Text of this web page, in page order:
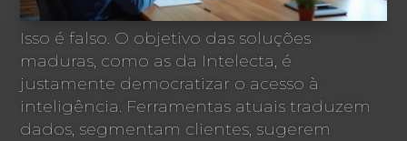
Isso é falso. O objetivo das soluções
maduras, como as da Intelecta, é
justamente democratizar o acesso à
inteligência. Ferramentas atuais traduzem
dados, segmentam clientes, sugerem